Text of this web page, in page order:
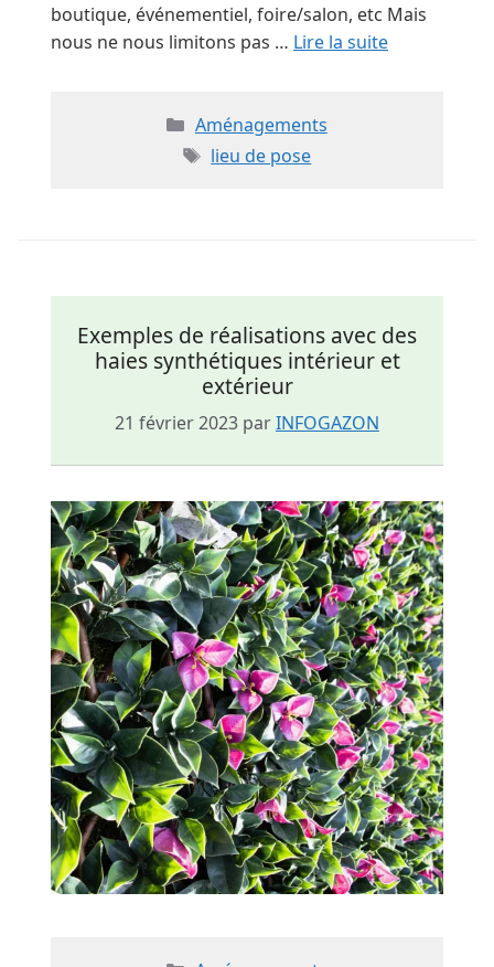
boutique, événementiel, foire/salon, etc Mais
nous ne nous limitons pas … Lire la suite
Catégories
Aménagements
Étiquettes
lieu de pose
Exemples de réalisations avec des
haies synthétiques intérieur et
extérieur
21 février 2023 parINFOGAZON